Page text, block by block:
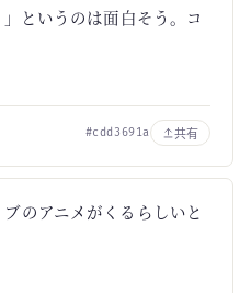
というのは面白そう。コ
#cdd3691a 共有
のアニメがくるらしいと